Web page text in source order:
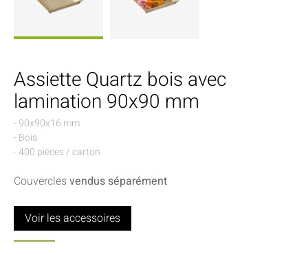
Assiette Quartz bois avec
lamination 90x90 mm
- 90x90x16 mm
- Bois
- 400 pièces / carton
Couverclesvendus séparément
Voir les accessoires